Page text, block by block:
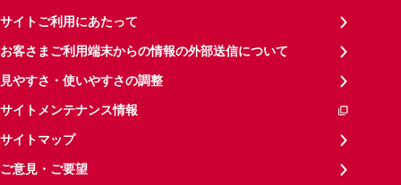
サイトご利用にあたって
お客さまご利用端末からの情報の外部送信について
見やすさ・使いやすさの調整
サイトメンテナンス情報
サイトマップ
ご意見・ご要望